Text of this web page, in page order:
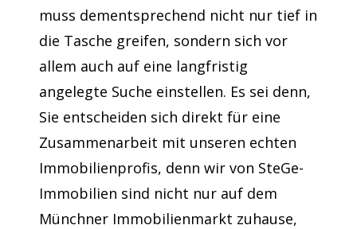
muss dementsprechend nicht nur tief in
die Tasche greifen, sondern sich vor
allem auch auf eine langfristig
angelegte Suche einstellen. Es sei denn,
Sie entscheiden sich direkt für eine
Zusammenarbeit mit unseren echten
Immobilienprofis, denn wir von SteGe-
Immobilien sind nicht nur auf dem
Münchner Immobilienmarkt zuhause,